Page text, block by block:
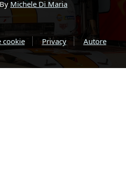
Michele Di Maria
cookie Privacy Autore